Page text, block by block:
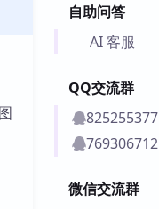
自助问答
AI 客服
QQ交流群
825255377
769306712
微信交流群